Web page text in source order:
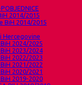
2014/2015
BiH 2014/2015
Hercegovine
2024/2025
2023/2024
2022/2023
2021/2022
2020/2021
2019-2020